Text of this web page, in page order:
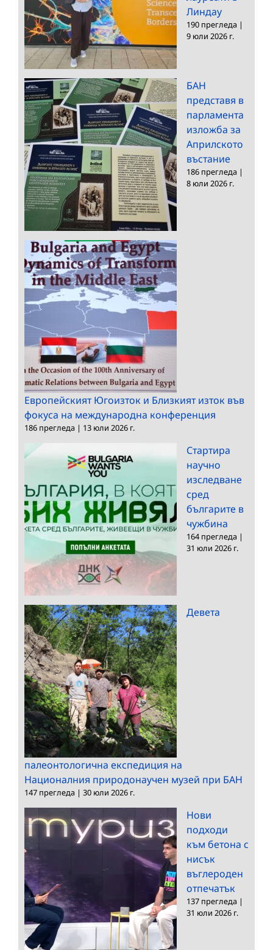
Линдау
190 прегледа |
9 юли 2026 г.
БАН
представя в
парламента
изложба за
Априлското
въстание
186 прегледа |
8 юли 2026 г.
Европейският Югоизток и Близкият изток във
фокуса на международна конференция
186 прегледа | 13 юли 2026 г.
Стартира
научно
изследване
сред
българите в
чужбина
164 прегледа |
31 юли 2026 г.
Девета
палеонтологична експедиция на
Националния природонаучен музей при БАН
147 прегледа | 30 юли 2026 г.
Нови
подходи
към бетона с
нисък
въглероден
отпечатък
137 прегледа |
31 юли 2026 г.